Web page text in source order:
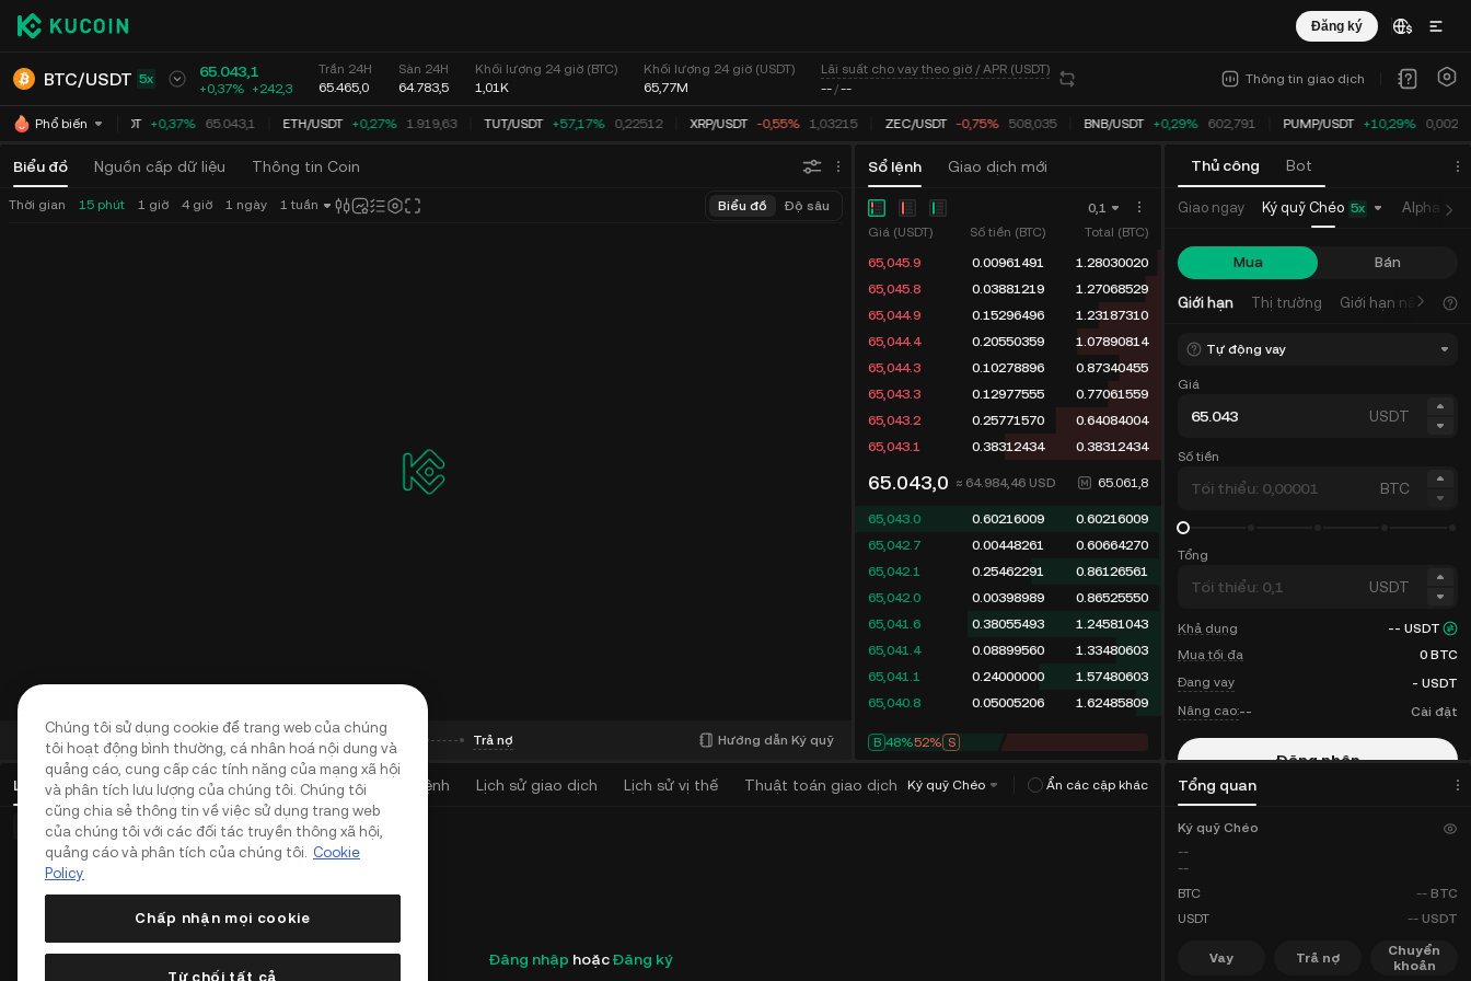
Đăng ký
BTC/USDT 5x 65.043,1
+0,37% +242,3
Trần 24H
65.465,0
Sàn 24H
64.783,5
Khối lượng 24 giờ (BTC)
1,01K
Khối lượng 24 giờ (USDT)
65,77M
Lãi suất cho vay theo giờ / APR (USDT)
-- /--
Thông tin giao dịch
Phổ biếnBTC USDT +0,37% 65.043,1 ETH/USDT +0,27% 1.919,63 TUT/USDT +57,17% 0,22512 XRP/USDT -0,55% 1,03215 ZEC/USDT -0,75% 508,035 BNB/USDT +0,29% 602,791 PUMP/USDT +10,29%
Biểu đồ Nguồn cấp dữ liệu Thông tin Coin Sổ lệnh Giao dịch mới
Lệnh giao dịch mở( 0) Vị thế (0) Tài sản Lịch sử Lệnh Lịch sử giao dịch Lịch sử vị thế Thuật toán giao dịch 0)
Ký quỹ Chéo Ẩn các cặp khác
Thủ công Bot
Tổng quan
Thời gian 15 phút 1 giờ 4 giờ 1 ngày 1 tuần Biểu đồ Độ sâu
Quy trình Chuyển khoản Đang vay Giao dịch Trả nợ Hướng dẫn Ký quỹ
0,1
Giá (USDT)
Số tiền (BTC)
Total (BTC)
65,045.9
0.00961491
1.28030020
65,045.8
0.03881219
1.27068529
65,044.9
0.15296496
1.23187310
65,044.4
0.20550359
1.07890814
65,044.3
0.10278896
0.87340455
65,043.3
0.12977555
0.77061559
65,043.2
0.25771570
0.64084004
65,043.1
0.38312434 0.38312434
65.043,0 ≈ 64.984,46 USD 65.061,8
65,043.0 0.60216009
0.60216009
65,042.7
0.00448261
0.60664270
65,042.1
0.25462291
0.86126561
65,042.0
0.00398989
0.86525550
65,041.6
0.38055493
1.24581043
65,041.4
0.08899560
1.33480603
65,041.1
0.24000000
1.57480603
65,040.8
0.05005206 1.62485809
B 48%52% S
Lệnh cơ bản (0) Lệnh đặt trước (0)
Đăng nhập hoặcĐăng ký
Giao ngay Ký quỹ Chéo 5x Alpha
Mua Bán
Giới hạn Thị trường Giới hạn nâng cao
Tự động vay
Giá
USDT
Số tiền
BTC
Tổng
USDT
Khả dụng -- USDT
Mua tối đa
0 BTC
Đang vay
- USDT
Nâng cao:-- Cài đặt
Đăng nhập
Ký quỹ Chéo
--
--
BTC
-- BTC
USDT
-- USDT
Vay Trả nợ
Chuyển
khoản
Chúng tôi sử dụng cookie để trang web của chúng
tôi hoạt động bình thường, cá nhân hoá nội dung và
quảng cáo, cung cấp các tính năng của mạng xã hội
và phân tích lưu lượng của chúng tôi. Chúng tôi
cũng chia sẻ thông tin về việc sử dụng trang web
của chúng tôi với các đối tác truyền thông xã hội,
quảng cáo và phân tích của chúng tôi. Cookie
Policy
Chấp nhận mọi cookie
Từ chối tất cả